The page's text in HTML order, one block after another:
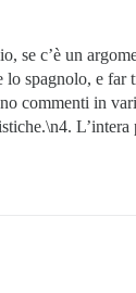
se c’è un
spagnolo, e far
commenti in